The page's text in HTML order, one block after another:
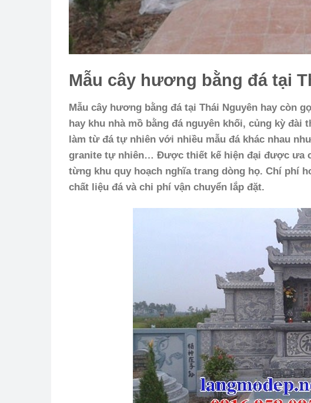
Mẫu cây hương bằng đá tại
Mẫu cây hương bằng đá tại Thái Nguyên hay còn
hay khu nhà mồ bằng đá nguyên khối, củng kỳ
làm từ đá tự nhiên với nhiều mẫu đá khác nhau
granite tự nhiên… Được thiết kế hiện đại được ưa
từng khu quy hoạch nghĩa trang dòng họ. Chí phí
chất liệu đá và chi phí vận chuyển lắp đặt.